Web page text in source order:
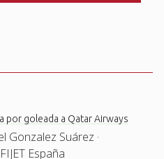
por goleada a Qatar Airways
Gonzalez Suárez ·
España